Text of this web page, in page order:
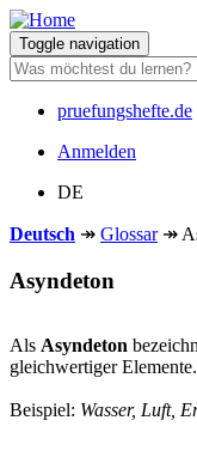
Direkt
zum
Inhalt
Toggle navigation
pruefungshefte.de
Benutzermenü
Anmelden
DE
Deutsch ↠ Glossar ↠
Asyndeton
Als Asyndeton
gleichwertiger Elemente.
Beispiel: Wasser, Luft,